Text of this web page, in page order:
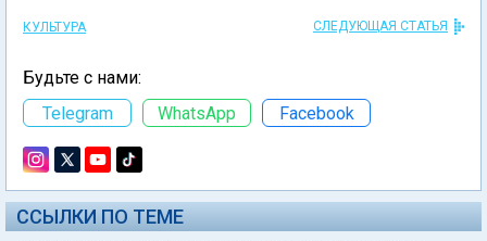
КУЛЬТУРА СЛЕДУЮЩАЯ СТАТЬЯ
Будьте с нами:
Telegram
WhatsApp Facebook
ССЫЛКИ ПО ТЕМЕ